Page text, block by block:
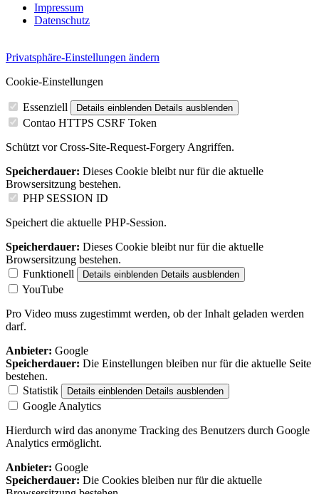
Impressum
Datenschutz
Privatsphäre-Einstellungen ändern
Cookie-Einstellungen
Essenziell Details einblenden Details ausblenden
Contao HTTPS CSRF Token
Schützt vor Cross-Site-Request-Forgery Angriffen.
Speicherdauer: Dieses Cookie bleibt nur für die aktuelle
Browsersitzung bestehen.
PHP SESSION ID
Speichert die aktuelle PHP-Session.
Speicherdauer: Dieses Cookie bleibt nur für die aktuelle
Browsersitzung bestehen.
Funktionell
Details einblenden Details ausblenden
YouTube
Pro Video muss zugestimmt werden, ob der Inhalt geladen werden
darf.
Anbieter: Google
Speicherdauer: Die Einstellungen bleiben nur für die aktuelle Seite
bestehen.
Statistik
Details einblenden Details ausblenden
Google Analytics
Hierdurch wird das anonyme Tracking des Benutzers durch Google
Analytics ermöglicht.
Anbieter: Google
Speicherdauer: Die Cookies bleiben nur für die aktuelle